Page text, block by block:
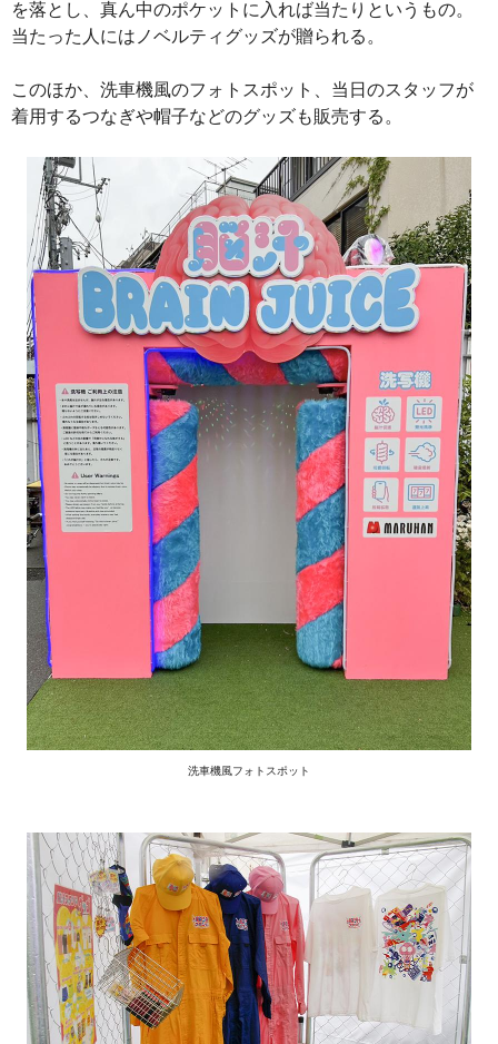
を落とし、真ん中のポケットに入れば当たりというもの。
当たった人にはノベルティグッズが贈られる。
このほか、洗車機風のフォトスポット、当日のスタッフが
着用するつなぎや帽子などのグッズも販売する。
洗車機風フォトスポット